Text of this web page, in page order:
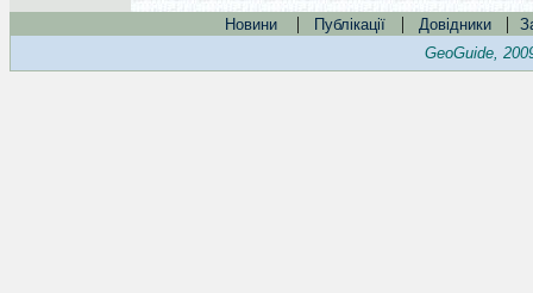
Новини | Публікації | Довідники |
GeoGuide,